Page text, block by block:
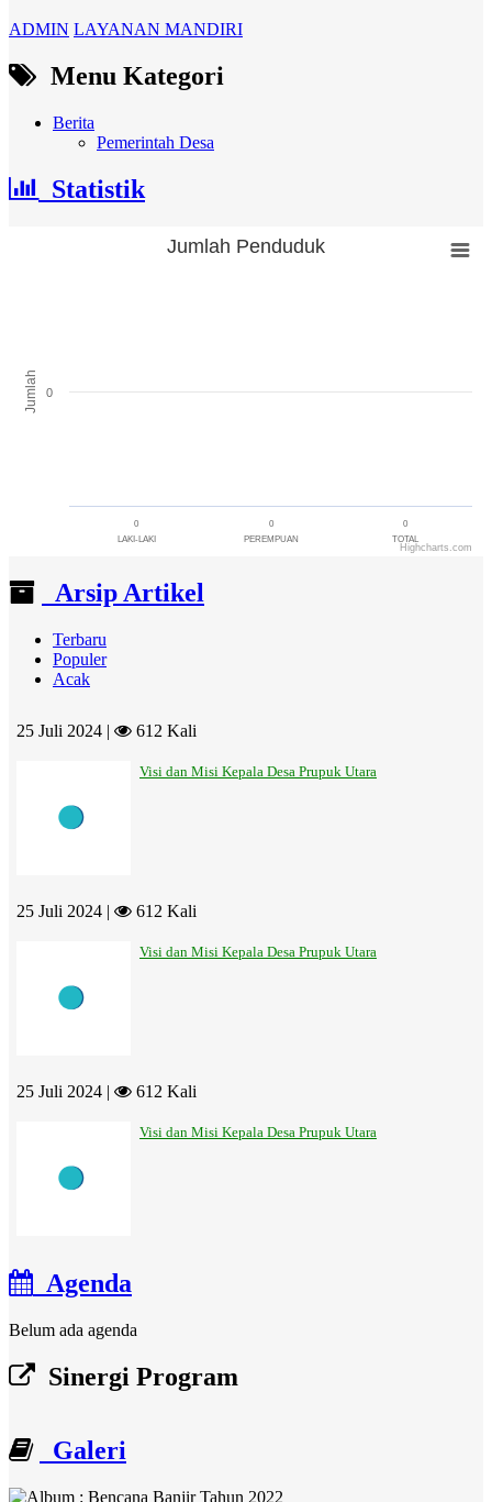
ADMIN LAYANAN MANDIRI
Menu Kategori
Berita
Pemerintah Desa
Statistik
Jumlah
Jumlah Penduduk
0
LAKI-LAKI
0
PEREMPUAN
0
TOTAL
0
Highcharts.com
Arsip Artikel
Terbaru
Populer
Acak
25 Juli 2024 | 612 Kali
Visi dan Misi Kepala Desa Prupuk Utara
25 Juli 2024 | 612 Kali
Visi dan Misi Kepala Desa Prupuk Utara
25 Juli 2024 | 612 Kali
Visi dan Misi Kepala Desa Prupuk Utara
Agenda
Belum ada agenda
Sinergi Program
Galeri